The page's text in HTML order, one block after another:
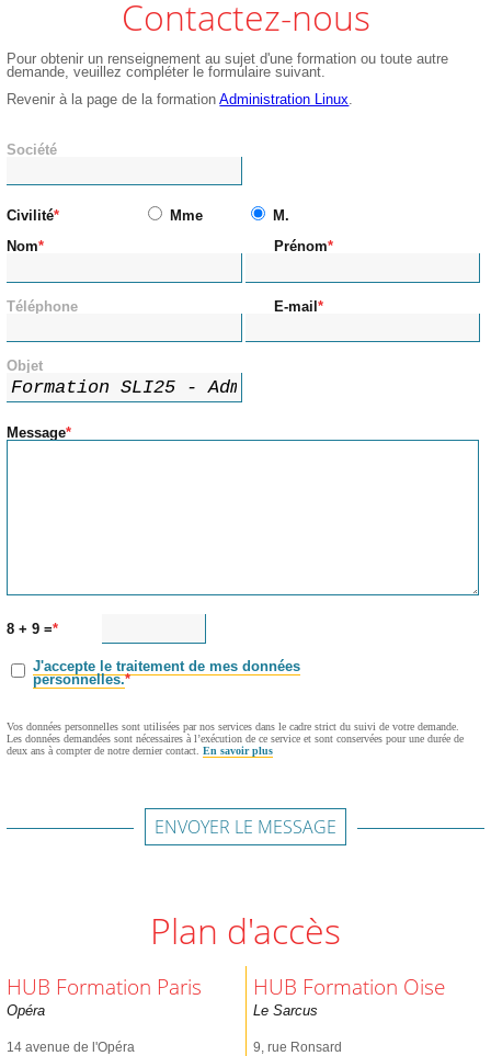
Contactez-nous
Pour obtenir un renseignement au sujet d'une formation ou toute autre
demande, veuillez compléter le formulaire suivant.
Revenir à la page de la formationAdministration Linux
Société
Civilité Mme
M.
Nom
Prénom
Téléphone E-mail
Objet
Message
8 + 9 =
J'accepte le traitement de mes données
personnelles.
Vos données personnelles sont utilisées par nos services dans le cadre strict du suivi de votre demande.
Les données demandées sont nécessaires à l’exécution de ce service et sont conservées pour une durée de
deux ans à compter de notre dernier contact.En savoir plus
ENVOYER LE MESSAGE
Plan d'accès
HUB Formation Paris
Opéra
14 avenue de l'Opéra
HUB Formation Oise
Le Sarcus
9, rue Ronsard